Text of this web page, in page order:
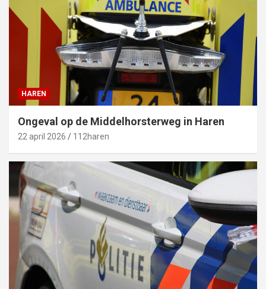
HAREN
Ongeval op de Middelhorsterweg in Haren
22 april 2026 112haren